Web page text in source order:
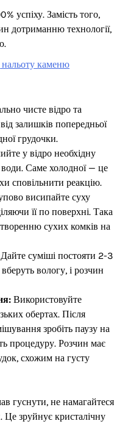
успіху. Замість того,
дотриманню технології,
нальоту каменю
чисте відро та
залишків попередньої
грудочки.
у відро необхідну
води. Саме холодної — це
сповільнити реакцію.
висипайте суху
її по поверхні. Така
сухих комків на
Дайте суміші постояти 2-3
вологу, і розчин
Використовуйте
обертах. Після
зробіть паузу на
процедуру. Розчин має
схожим на густу
гуснути, не намагайтеся
Це зруйнує кристалічну